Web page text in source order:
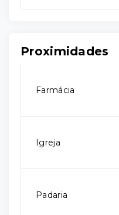
Proximidades
Farmácia
Igreja
Padaria